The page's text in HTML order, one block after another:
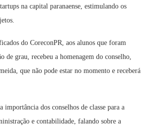
na capital paranaense, estimulando os
do CoreconPR, aos alunos que foram
de grau, recebeu a homenagem do conselho,
que não pode estar no momento e receberá
dos conselhos de classe para a
e contabilidade, falando sobre a